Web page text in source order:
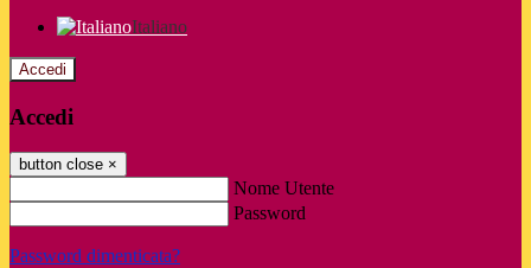
Italiano
Accedi
Accedi
button close ×
Nome Utente
Password
Password dimenticata?